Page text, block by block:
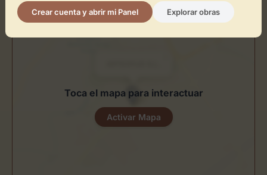
+
−
Toca el mapa para interactuar
Activar Mapa
Crear cuenta y abrir mi Panel Explorar obras